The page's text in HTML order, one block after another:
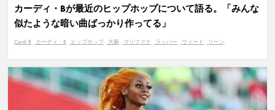
カーディ・Bが最近のヒップホップについて語る。「みんな
似たような暗い曲ばっかり作ってる」
Cardi B カーディ・B ヒップホップ 大麻 マリファナ ラッパー ウィード リーン